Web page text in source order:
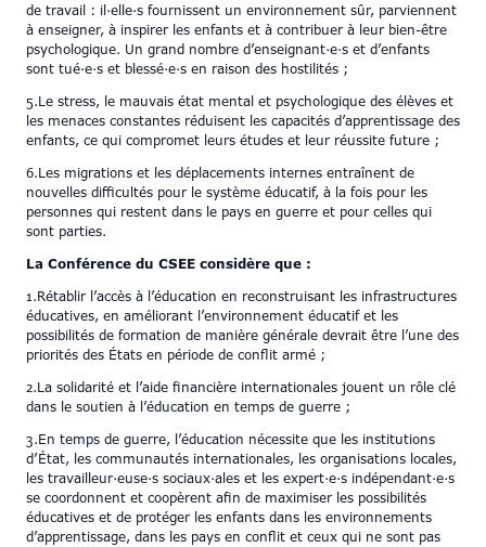
de travail : il·elle·s fournissent un environnement sûr, parviennent
à enseigner, à inspirer les enfants et à contribuer à leur bien-être
psychologique. Un grand nombre d’enseignant·e·s et d’enfants
sont tué·e·s et blessé·e·s en raison des hostilités ;
5.Le stress, le mauvais état mental et psychologique des élèves et
les menaces constantes réduisent les capacités d’apprentissage des
enfants, ce qui compromet leurs études et leur réussite future ;
6.Les migrations et les déplacements internes entraînent de
nouvelles difficultés pour le système éducatif, à la fois pour les
personnes qui restent dans le pays en guerre et pour celles qui
sont parties.
La Conférence du CSEE considère que :
1.Rétablir l’accès à l’éducation en reconstruisant les infrastructures
éducatives, en améliorant l’environnement éducatif et les
possibilités de formation de manière générale devrait être l’une des
priorités des États en période de conflit armé ;
2.La solidarité et l’aide financière internationales jouent un rôle clé
dans le soutien à l’éducation en temps de guerre ;
3.En temps de guerre, l’éducation nécessite que les institutions
d’État, les communautés internationales, les organisations locales,
les travailleur·euse·s sociaux·ales et les expert·e·s indépendant·e·s
se coordonnent et coopèrent afin de maximiser les possibilités
éducatives et de protéger les enfants dans les environnements
d’apprentissage, dans les pays en conflit et ceux qui ne sont pas